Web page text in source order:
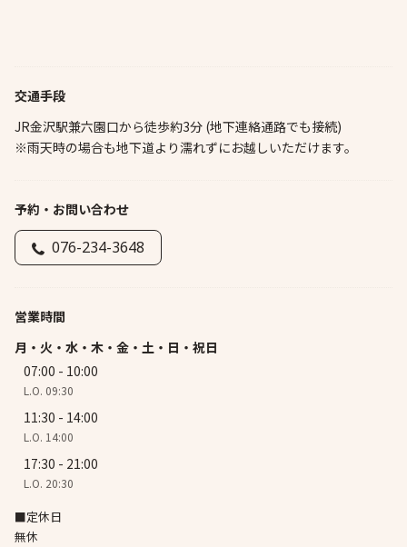
交通手段
JR金沢駅兼六園口から徒歩約3分 (地下連絡通路でも接続)
※雨天時の場合も地下道より濡れずにお越しいただけます。
予約・お問い合わせ
076-234-3648
営業時間
月・火・水・木・金・土・日・祝日
07:00 - 10:00
L.O. 09:30
11:30 - 14:00
L.O. 14:00
17:30 - 21:00
L.O. 20:30
■定休日
無休